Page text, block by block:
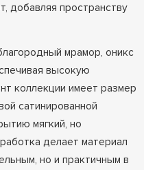
добавляя пространству
мрамор, оникс
высокую
коллекции имеет размер
сатинированной
мягкий, но
делает материал
но и практичным в